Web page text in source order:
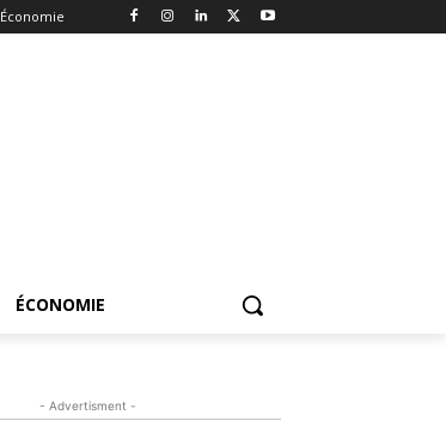
Économie
ÉCONOMIE
- Advertisment -